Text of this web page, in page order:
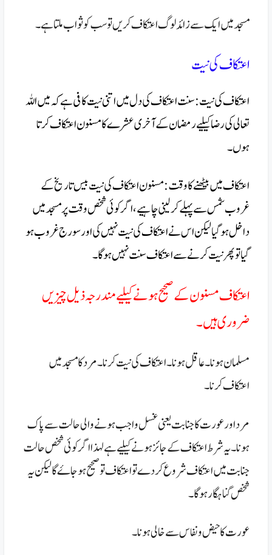
مسجد میں ایک سے زائد لوگ اعتکاف کریں تو سب کو ثواب ملتا ہے ۔
اعتکاف کی نیت
اعتکاف کی نیت:سنت اعتکاف کی دل میں اتنی نیت کافی ہے کہ میں اللہ
تعالی کی رضا کیلیے رمضان کے آخری عشرے کا مسنون اعتکاف کرتا
ہوں ۔
اعتکاف میں بیٹھنے کا وقت:مسنون اعتکاف کی نیت بیس تاریخ کے
غروب شمس سے پہلے کر لینی چاہیے ، اگر کوئی شخص وقت پر مسجد میں
داخل ہو گیا لیکن اس نے اعتکاف کی نیت نہیں کی اور سورج غروب ہو
گیا تو پھر نیت کرنے سے اعتکاف سنت نہیں ہو گا۔
اعتکاف مسنون کے صحیح ہونے کیلیے مندرجہ ذیل چیزیں
ضروری ہیں۔
مسلمان ہونا۔عاقل ہونا۔اعتکاف کی نیت کرنا۔مرد کا مسجد میں
اعتکاف کرنا۔
مرد اور عورت کا جنابت یعنی غسل واجب ہونے والی حالت سے پاک
ہونا۔ یہ شرط اعتکاف کے جائز ہونے کیلیے ہے لہذا اگر کوئی شخص حالت
جنابتمیں اعتکاف شروع کر دے تو اعتکاف تو صحیح ہو جاۓ گا لیکن یہ
شخص گناہگار ہوگا۔
عورت کا حیض و نفاس سے خالی ہو نا۔